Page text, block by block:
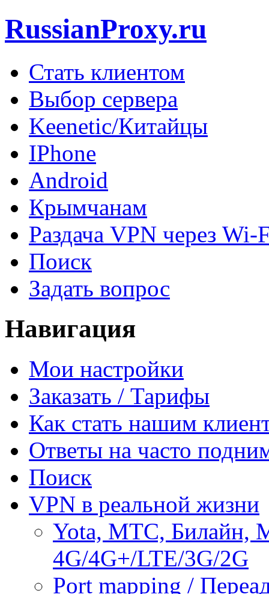
RussianProxy.ru
Стать клиентом
Выбор сервера
Keenetic/Китайцы
IPhone
Android
Крымчанам
Раздача VPN через Wi-
Поиск
Задать вопрос
Навигация
Мои настройки
Заказать / Тарифы
Как стать нашим
Ответы на часто
Поиск
VPN в реальной жизни
Yota, МТС, Билайн,
4G/4G+/LTE/3G/2G
Port mapping /